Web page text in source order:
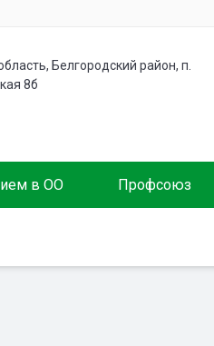
Белгородский район, п.
8б
в ОО Профсоюз